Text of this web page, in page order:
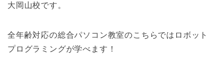
大岡山校です。
全年齢対応の総合パソコン教室のこちらではロボット
プログラミングが学べます！